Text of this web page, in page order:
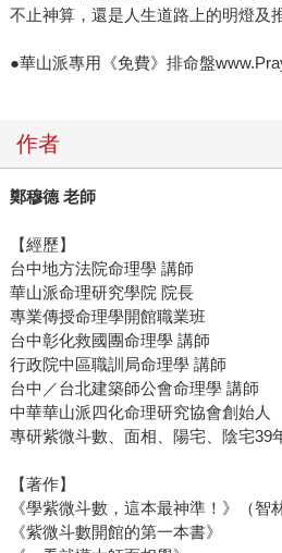
不止神算，還是人生道路上的明燈及
●華山派專用《免費》排命盤
作者
鄭穆德 老師
【經歷】
台中地方法院命理學 講師
華山派命理研究學院 院長
專業傳授命理學開館職業班
台中彰化救國團命理學 講師
行政院中區職訓局命理學 講師
台中／台北建築師公會命理學 講師
中華華山派四化命理研究協會創始人
專研紫微斗數、面相、陽宅、陰宅39
【著作】
《學紫微斗數，這本最神準！》（智
《紫微斗數開館的第一本書》